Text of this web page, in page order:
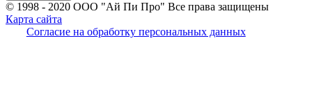
© 1998 - 2020 ООО "Ай Пи Про" Все права защищены
Карта сайта
Согласие на обработку персональных данных